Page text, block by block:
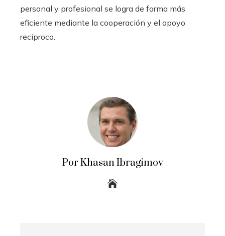
personal y profesional se logra de forma más
eficiente mediante la cooperación y el apoyo
recíproco.
Por Khasan Ibragimov